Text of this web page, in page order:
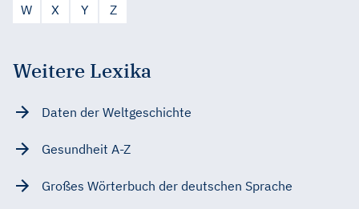
W
X Y Z
Weitere Lexika
Daten der Weltgeschichte
Gesundheit A-Z
Großes Wörterbuch der deutschen Sprache